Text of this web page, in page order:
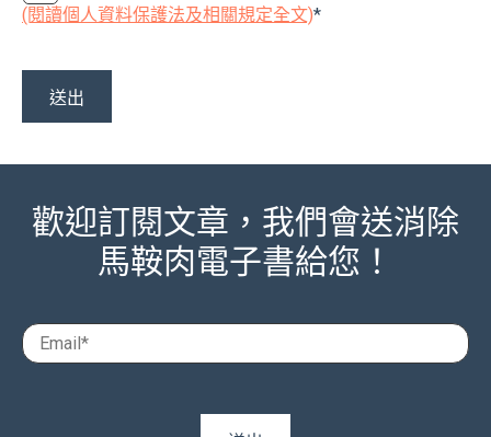
(閱讀個人資料保護法及相關規定全文)*
歡迎訂閱文章，我們會送消除
馬鞍肉電子書給您！